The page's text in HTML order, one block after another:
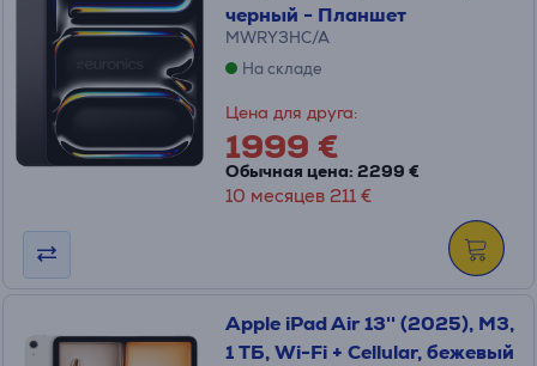
черный - Планшет
MWRY3HC/A
На складе
Цена для друга:
1999 €
Обычная цена: 2299 €
10 месяцев 211 €
Apple iPad Air 13'' (2025), M3,
1 ТБ, Wi-Fi + Cellular, бежевый